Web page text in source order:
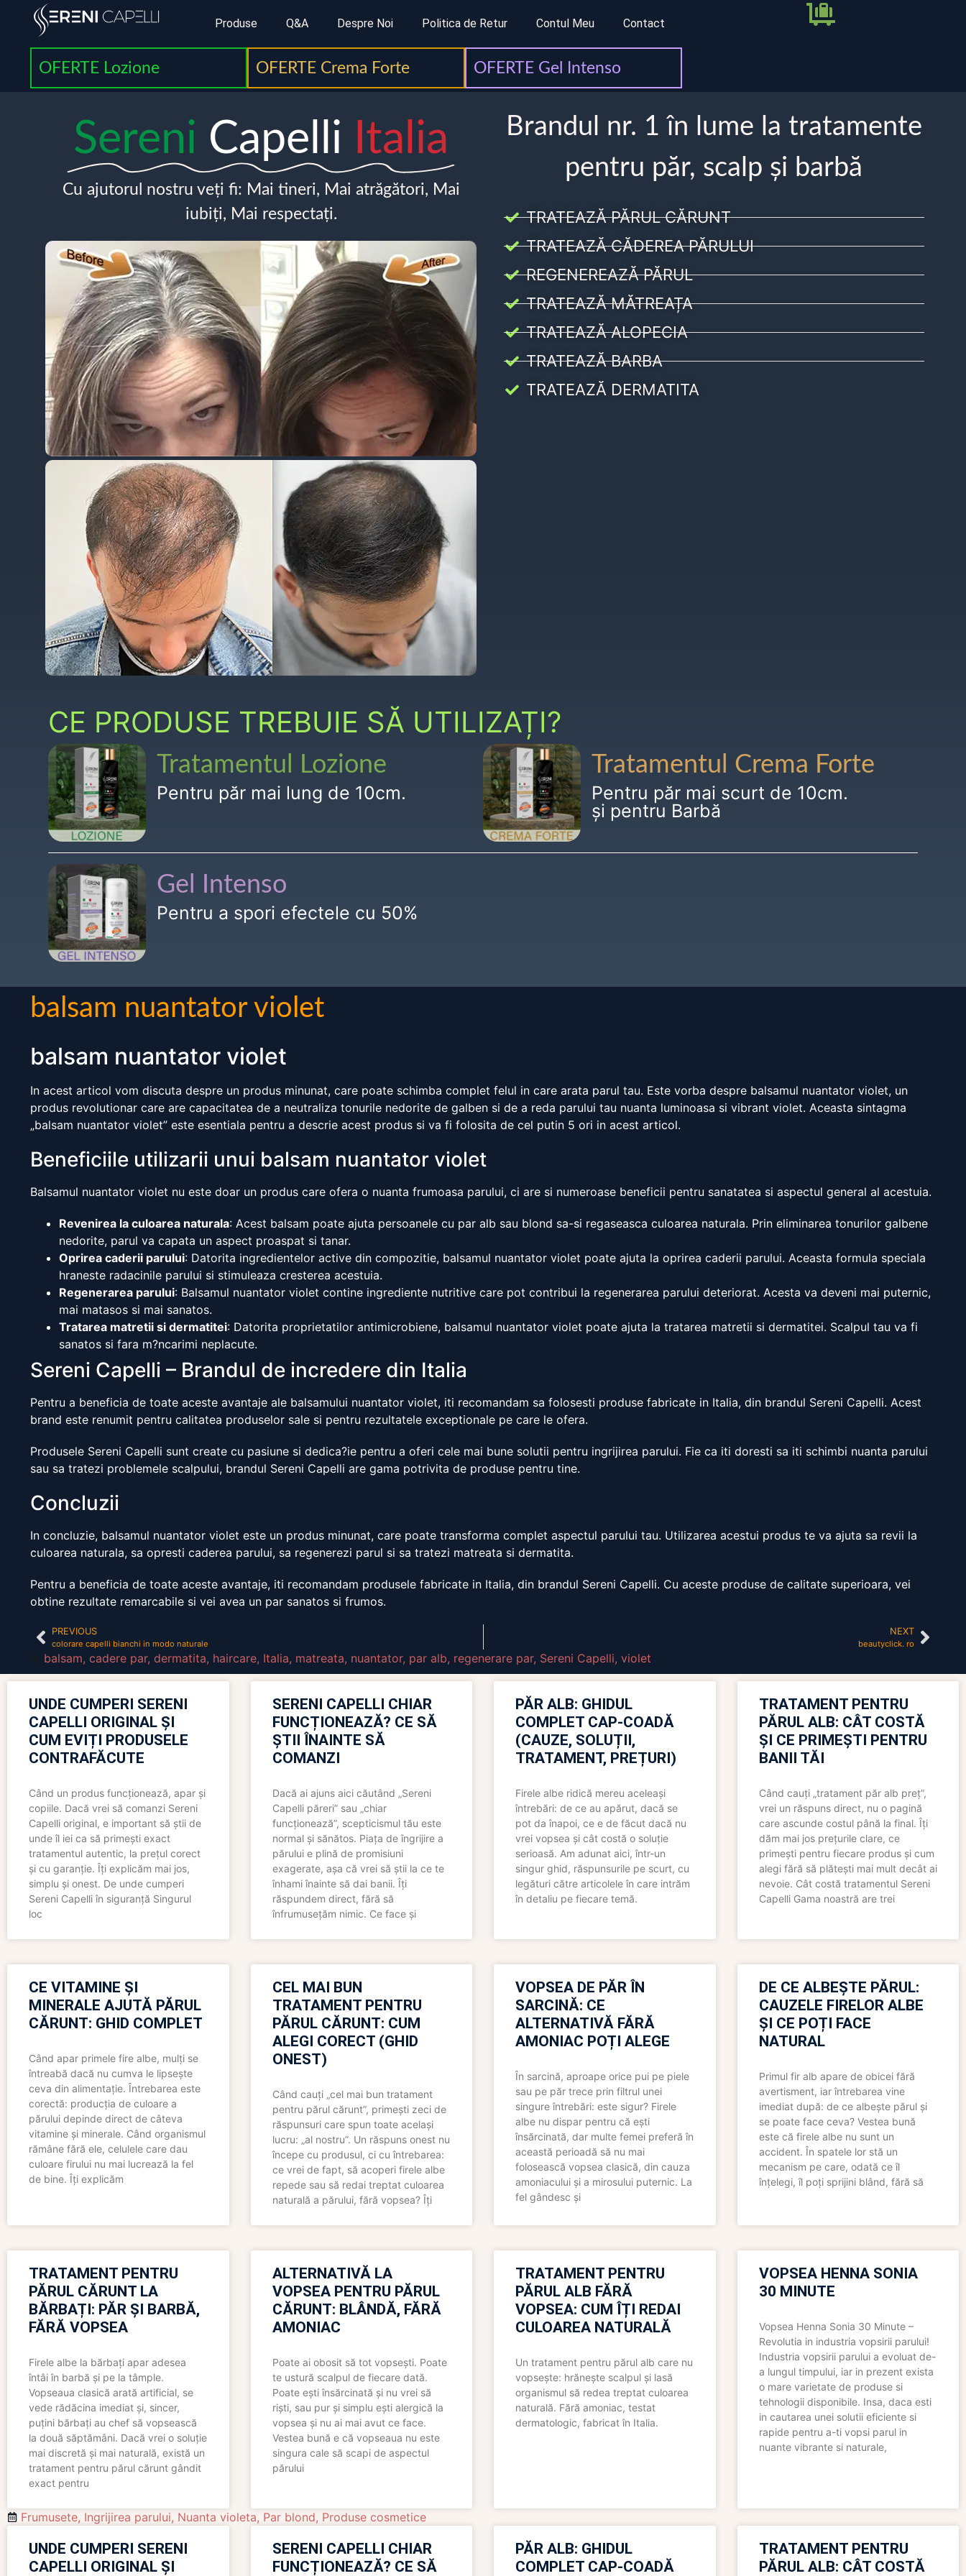
Produse Q&A Despre Noi Politica de Retur Contul Meu Contact
OFERTE Lozione OFERTE Crema Forte OFERTE Gel Intenso
Sereni Capelli Italia
Cu ajutorul nostru veți fi: Mai tineri, Mai atrăgători, Mai
iubiți, Mai respectați.
Brandul nr. 1 în lume la tratamente
pentru păr, scalp și barbă
TRATEAZĂ PĂRUL CĂRUNT
TRATEAZĂ CĂDEREA PĂRULUI
REGENEREAZĂ PĂRUL
TRATEAZĂ MĂTREAȚA
TRATEAZĂ ALOPECIA
TRATEAZĂ BARBA
TRATEAZĂ DERMATITA
CE PRODUSE TREBUIE SĂ UTILIZAȚI?
Tratamentul Lozione
Pentru păr mai lung de 10cm.
Tratamentul Crema Forte
Pentru păr mai scurt de 10cm.
și pentru Barbă
Gel Intenso
Pentru a spori efectele cu 50%
balsam nuantator violet
balsam nuantator violet
In acest articol vom discuta despre un produs minunat, care poate schimba complet felul in care arata parul tau. Este vorba despre balsamul nuantator violet, un
produs revolutionar care are capacitatea de a neutraliza tonurile nedorite de galben si de a reda parului tau nuanta luminoasa si vibrant violet. Aceasta sintagma
„balsam nuantator violet” este esentiala pentru a descrie acest produs si va fi folosita de cel putin 5 ori in acest articol.
Beneficiile utilizarii unui balsam nuantator violet
Balsamul nuantator violet nu este doar un produs care ofera o nuanta frumoasa parului, ci are si numeroase beneficii pentru sanatatea si aspectul general al acestuia.
Revenirea la culoarea naturala: Acest balsam poate ajuta persoanele cu par alb sau blond sa-si regaseasca culoarea naturala. Prin eliminarea tonurilor galbene
nedorite, parul va capata un aspect proaspat si tanar.
Oprirea caderii parului: Datorita ingredientelor active din compozitie, balsamul nuantator violet poate ajuta la oprirea caderii parului. Aceasta formula speciala
hraneste radacinile parului si stimuleaza cresterea acestuia.
Regenerarea parului: Balsamul nuantator violet contine ingrediente nutritive care pot contribui la regenerarea parului deteriorat. Acesta va deveni mai puternic,
mai matasos si mai sanatos.
Tratarea matretii si dermatitei: Datorita proprietatilor antimicrobiene, balsamul nuantator violet poate ajuta la tratarea matretii si dermatitei. Scalpul tau va fi
sanatos si fara m?ncarimi neplacute.
Sereni Capelli – Brandul de incredere din Italia
Pentru a beneficia de toate aceste avantaje ale balsamului nuantator violet, iti recomandam sa folosesti produse fabricate in Italia, din brandul Sereni Capelli. Acest
brand este renumit pentru calitatea produselor sale si pentru rezultatele exceptionale pe care le ofera.
Produsele Sereni Capelli sunt create cu pasiune si dedica?ie pentru a oferi cele mai bune solutii pentru ingrijirea parului. Fie ca iti doresti sa iti schimbi nuanta parului
sau sa tratezi problemele scalpului, brandul Sereni Capelli are gama potrivita de produse pentru tine.
Concluzii
In concluzie, balsamul nuantator violet este un produs minunat, care poate transforma complet aspectul parului tau. Utilizarea acestui produs te va ajuta sa revii la
culoarea naturala, sa opresti caderea parului, sa regenerezi parul si sa tratezi matreata si dermatita.
Pentru a beneficia de toate aceste avantaje, iti recomandam produsele fabricate in Italia, din brandul Sereni Capelli. Cu aceste produse de calitate superioara, vei
obtine rezultate remarcabile si vei avea un par sanatos si frumos.
PREVIOUS
colorare capelli bianchi in modo naturale
NEXT
beautyclick. ro
balsam, cadere par, dermatita, haircare, Italia, matreata, nuantator, par alb, regenerare par, Sereni Capelli, violet
UNDE CUMPERI SERENI
CAPELLI ORIGINAL ȘI
CUM EVIȚI PRODUSELE
CONTRAFĂCUTE
Când un produs funcționează, apar și
copiile. Dacă vrei să comanzi Sereni
Capelli original, e important să știi de
unde îl iei ca să primești exact
tratamentul autentic, la prețul corect
și cu garanție. Îți explicăm mai jos,
simplu și onest. De unde cumperi
Sereni Capelli în siguranță Singurul
loc
SERENI CAPELLI CHIAR
FUNCȚIONEAZĂ? CE SĂ
ȘTII ÎNAINTE SĂ
COMANZI
Dacă ai ajuns aici căutând „Sereni
Capelli păreri” sau „chiar
funcționează”, scepticismul tău este
normal și sănătos. Piața de îngrijire a
părului e plină de promisiuni
exagerate, așa că vrei să știi la ce te
înhami înainte să dai banii. Îți
răspundem direct, fără să
înfrumusețăm nimic. Ce face și
PĂR ALB: GHIDUL
COMPLET CAP-COADĂ
(CAUZE, SOLUȚII,
TRATAMENT, PREȚURI)
Firele albe ridică mereu aceleași
întrebări: de ce au apărut, dacă se
pot da înapoi, ce e de făcut dacă nu
vrei vopsea și cât costă o soluție
serioasă. Am adunat aici, într-un
singur ghid, răspunsurile pe scurt, cu
legături către articolele în care intrăm
în detaliu pe fiecare temă.
TRATAMENT PENTRU
PĂRUL ALB: CÂT COSTĂ
ȘI CE PRIMEȘTI PENTRU
BANII TĂI
Când cauți „tratament păr alb preț”,
vrei un răspuns direct, nu o pagină
care ascunde costul până la final. Îți
dăm mai jos prețurile clare, ce
primești pentru fiecare produs și cum
alegi fără să plătești mai mult decât ai
nevoie. Cât costă tratamentul Sereni
Capelli Gama noastră are trei
CE VITAMINE ȘI
MINERALE AJUTĂ PĂRUL
CĂRUNT: GHID COMPLET
Când apar primele fire albe, mulți se
întreabă dacă nu cumva le lipsește
ceva din alimentație. Întrebarea este
corectă: producția de culoare a
părului depinde direct de câteva
vitamine și minerale. Când organismul
rămâne fără ele, celulele care dau
culoare firului nu mai lucrează la fel
de bine. Îți explicăm
CEL MAI BUN
TRATAMENT PENTRU
PĂRUL CĂRUNT: CUM
ALEGI CORECT (GHID
ONEST)
Când cauți „cel mai bun tratament
pentru părul cărunt”, primești zeci de
răspunsuri care spun toate același
lucru: „al nostru”. Un răspuns onest nu
începe cu produsul, ci cu întrebarea:
ce vrei de fapt, să acoperi firele albe
repede sau să redai treptat culoarea
naturală a părului, fără vopsea? Îți
VOPSEA DE PĂR ÎN
SARCINĂ: CE
ALTERNATIVĂ FĂRĂ
AMONIAC POȚI ALEGE
În sarcină, aproape orice pui pe piele
sau pe păr trece prin filtrul unei
singure întrebări: este sigur? Firele
albe nu dispar pentru că ești
însărcinată, dar multe femei preferă în
această perioadă să nu mai
folosească vopsea clasică, din cauza
amoniacului și a mirosului puternic. La
fel gândesc și
DE CE ALBEȘTE PĂRUL:
CAUZELE FIRELOR ALBE
ȘI CE POȚI FACE
NATURAL
Primul fir alb apare de obicei fără
avertisment, iar întrebarea vine
imediat după: de ce albește părul și
se poate face ceva? Vestea bună
este că firele albe nu sunt un
accident. În spatele lor stă un
mecanism pe care, odată ce îl
înțelegi, îl poți sprijini blând, fără să
TRATAMENT PENTRU
PĂRUL CĂRUNT LA
BĂRBAȚI: PĂR ȘI BARBĂ,
FĂRĂ VOPSEA
Firele albe la bărbați apar adesea
întâi în barbă și pe la tâmple.
Vopseaua clasică arată artificial, se
vede rădăcina imediat și, sincer,
puțini bărbați au chef să vopsească
la două săptămâni. Dacă vrei o soluție
mai discretă și mai naturală, există un
tratament pentru părul cărunt gândit
exact pentru
ALTERNATIVĂ LA
VOPSEA PENTRU PĂRUL
CĂRUNT: BLÂNDĂ, FĂRĂ
AMONIAC
Poate ai obosit să tot vopsești. Poate
te ustură scalpul de fiecare dată.
Poate ești însărcinată și nu vrei să
riști, sau pur și simplu ești alergică la
vopsea și nu ai mai avut ce face.
Vestea bună e că vopseaua nu este
singura cale să scapi de aspectul
părului
TRATAMENT PENTRU
PĂRUL ALB FĂRĂ
VOPSEA: CUM ÎȚI REDAI
CULOAREA NATURALĂ
Un tratament pentru părul alb care nu
vopsește: hrănește scalpul și lasă
organismul să redea treptat culoarea
naturală. Fără amoniac, testat
dermatologic, fabricat în Italia.
VOPSEA HENNA SONIA
30 MINUTE
Vopsea Henna Sonia 30 Minute –
Revolutia in industria vopsirii parului!
Industria vopsirii parului a evoluat de-
a lungul timpului, iar in prezent exista
o mare varietate de produse si
tehnologii disponibile. Insa, daca esti
in cautarea unei solutii eficiente si
rapide pentru a-ti vopsi parul in
nuante vibrante si naturale,
Frumusete, Ingrijirea parului, Nuanta violeta, Par blond, Produse cosmetice
UNDE CUMPERI SERENI
CAPELLI ORIGINAL ȘI
SERENI CAPELLI CHIAR
FUNCȚIONEAZĂ? CE SĂ
PĂR ALB: GHIDUL
COMPLET CAP-COADĂ
TRATAMENT PENTRU
PĂRUL ALB: CÂT COSTĂ